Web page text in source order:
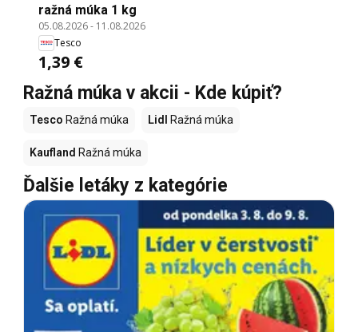
ražná múka 1 kg
05.08.2026- 11.08.2026
Tesco
1,39 €
Ražná múka v akcii - Kde kúpiť?
Tesco Ražná múka Lidl Ražná múka
Kaufland Ražná múka
Ďalšie letáky z kategórie